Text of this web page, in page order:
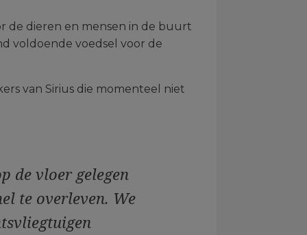
de dieren en mensen in de buurt
voldoende voedsel voor de
van Sirius die momenteel niet
de vloer gelegen
te overleven. We